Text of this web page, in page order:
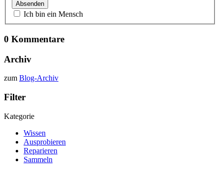
Ich bin ein Mensch
0 Kommentare
Archiv
zum Blog-Archiv
Filter
Kategorie
Wissen
Ausprobieren
Reparieren
Sammeln